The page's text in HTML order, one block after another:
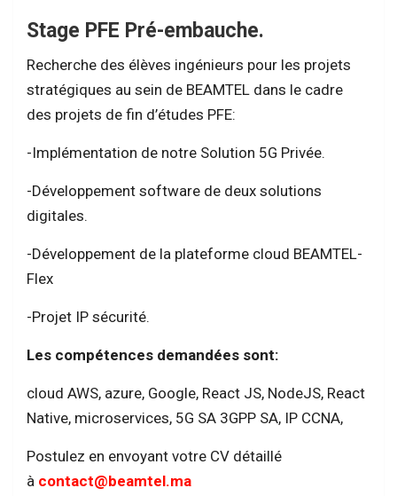
Stage PFE Pré-embauche.
Recherche des élèves ingénieurs pour les projets
stratégiques au sein de BEAMTEL dans le cadre
des projets de fin d’études PFE:
-Implémentation de notre Solution 5G Privée.
-Développement software de deux solutions
digitales.
-Développement de la plateforme cloud BEAMTEL-
Flex
-Projet IP sécurité.
Les compétences demandées sont:
cloud AWS, azure, Google, React JS, NodeJS, React
Native, microservices, 5G SA 3GPP SA, IP CCNA,
Postulez en envoyant votre CV détaillé
à contact@beamtel.ma